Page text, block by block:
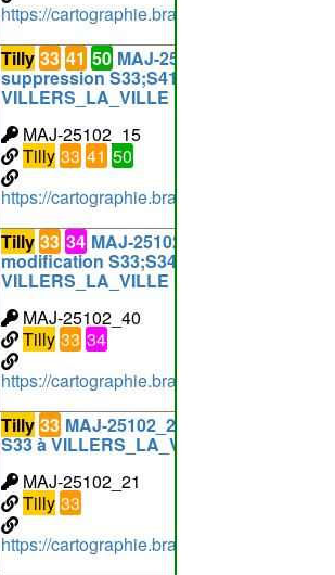
https://cartographie.brabantwallon.be/
Tilly 33 41 50 MAJ-25102_15:
suppression S33;S41;S50 à
VILLERS_LA_VILLE
MAJ-25102_15
Tilly 33 41 50
https://cartographie.brabantwallon.be/
Tilly 33 34 MAJ-25102_40:
modification S33;S34 à
VILLERS_LA_VILLE
MAJ-25102_40
Tilly 33 34
https://cartographie.brabantwallon.be/
Tilly 33 MAJ-25102_21: suppression
S33 à VILLERS_LA_VILLE
MAJ-25102_21
Tilly 33
https://cartographie.brabantwallon.be/